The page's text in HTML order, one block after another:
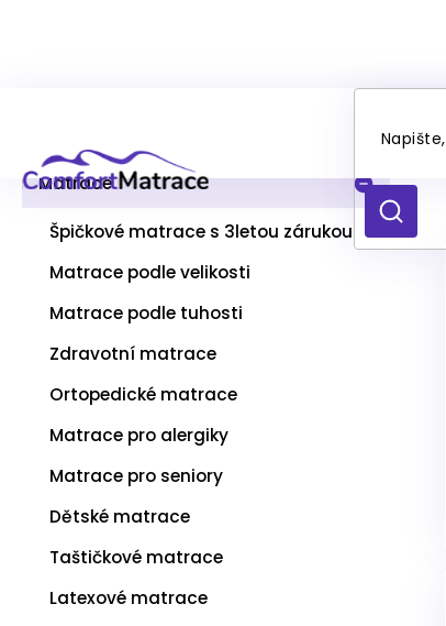
HLEDAT
t
r
kategorie
Matrace
Špičkové matrace s 3letou zárukou
Matrace podle velikosti
Matrace podle tuhosti
Zdravotní matrace
Ortopedické matrace
Matrace pro alergiky
Matrace pro seniory
Dětské matrace
Taštičkové matrace
Latexové matrace